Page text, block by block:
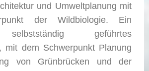
und Umweltplanung mit
der Wildbiologie. Ein
geführtes
mit dem Schwerpunkt Planung
von Grünbrücken und der